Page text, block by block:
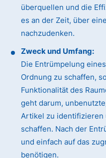
überquellen und die
es an der Zeit, über
nachzudenken.
Zweck und Umfang:
Die Entrümpelung
Ordnung zu schaffen,
Funktionalität des
geht darum,
Artikel zu identifizieren
schaffen. Nach der
und einfach auf das
benötigen.